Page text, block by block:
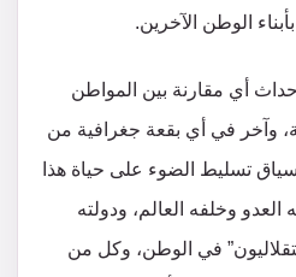
الوطن الآخرين.
أي مقارنة بين المواطن
وآخر في أي بقعة جغرافية من
تسليط الضوء على حياة هذا
العدو وخلفه العالم، ودولته
في الوطن، وكل من